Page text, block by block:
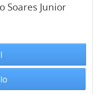
Soares Junior